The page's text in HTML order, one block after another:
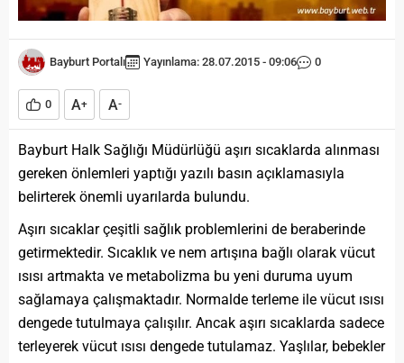
Bayburt Portalı Yayınlama: 28.07.2015 - 09:06 0
0 A+ A-
Bayburt Halk Sağlığı Müdürlüğü aşırı sıcaklarda alınması
gereken önlemleri yaptığı yazılı basın açıklamasıyla
belirterek önemli uyarılarda bulundu.
Aşırı sıcaklar çeşitli sağlık problemlerini de beraberinde
getirmektedir. Sıcaklık ve nem artışına bağlı olarak vücut
ısısı artmakta ve metabolizma bu yeni duruma uyum
sağlamaya çalışmaktadır. Normalde terleme ile vücut ısısı
dengede tutulmaya çalışılır. Ancak aşırı sıcaklarda sadece
terleyerek vücut ısısı dengede tutulamaz. Yaşlılar, bebekler